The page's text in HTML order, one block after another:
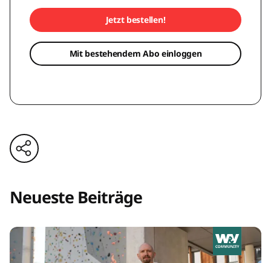
Jetzt bestellen!
Mit bestehendem Abo einloggen
Neueste Beiträge